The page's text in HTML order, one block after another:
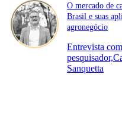
O mercado de
Brasil e suas
agronegócio
Entrevista
Sanquetta